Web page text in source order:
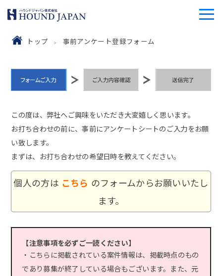
トップ 事前アンケート登録フォーム
この度は、弊社へご興味をいただき大変嬉しく思います。
お打ち合わせの前に、事前にアンケートシートのご入力をお願
い致します。
まずは、お打ち合わせの希望日時を教えてください。
個人の方は こちら のフォームからお願いいたし
ます。
【注意事項を必ずご一読ください】
・こちらに掲載されている案件情報は、掲載時点のもの
であり募集が終了している場合もございます。また、元